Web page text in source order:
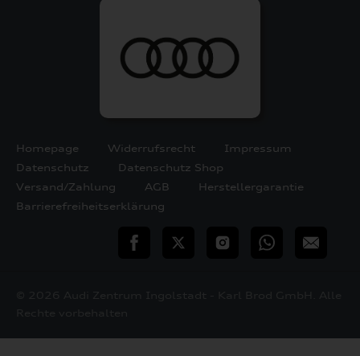
Homepage Widerrufsrecht
Impressum
Datenschutz
Datenschutz Shop
Versand/Zahlung
AGB
Herstellergarantie
Barrierefreiheitserklärung
teilen Twitter InstagramWhatsApp
E-